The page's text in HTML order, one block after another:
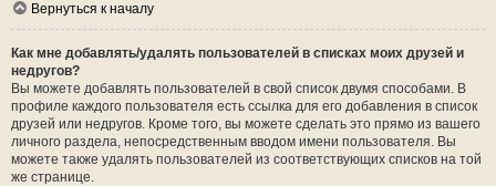
Вернуться к началу
Как мне добавлять/удалять пользователей в списках моих друзей и
недругов?
Вы можете добавлять пользователей в свой список двумя способами. В
профиле каждого пользователя есть ссылка для его добавления в список
друзей или недругов. Кроме того, вы можете сделать это прямо из вашего
личного раздела, непосредственным вводом имени пользователя. Вы
можете также удалять пользователей из соответствующих списков на той
же странице.